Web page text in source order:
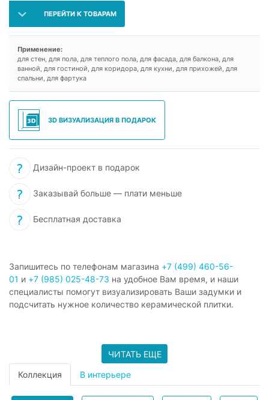
ПЕРЕЙТИ К ТОВАРАМ
Применение:
для стен, для пола, для теплого пола, для фасада, для балкона, для
ванной, для гостиной, для коридора, для кухни, для прихожей, для
спальни, для фартука
3D ВИЗУАЛИЗАЦИЯ В ПОДАРОК
Дизайн-проект в подарок
Заказывай больше — плати меньше
Бесплатная доставка
Запишитесь по телефонам магазина +7 (499) 460-56-
01 и +7 (985) 025-48-73 на удобное Вам время, и наши
специалисты помогут визуализировать Ваши задумки и
подсчитать нужное количество керамической плитки.
ЧИТАТЬ ЕЩЕ
Коллекция В интерьере